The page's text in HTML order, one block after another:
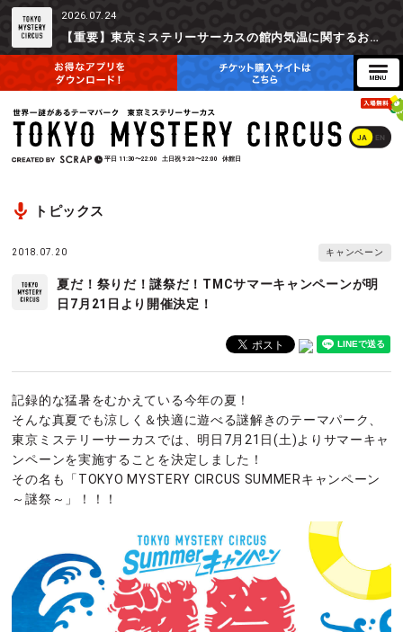
2026.07.24
【重要】東京ミステリーサーカスの館内気温に関するお詫びとご参加辞退時の返金対応について
JA EN
平日 11:30〜22:00 土日祝 9:20〜22:00 休館日
トピックス
2018.07.20 キャンペーン
夏だ！祭りだ！謎祭だ！TMCサマーキャンペーンが明
日7月21日より開催決定！
記録的な猛暑をむかえている今年の夏！
そんな真夏でも涼しく＆快適に遊べる謎解きのテーマパーク、
東京ミステリーサーカスでは、明日7月21日(土)よりサマーキャ
ンペーンを実施することを決定しました！
その名も「TOKYO MYSTERY CIRCUS SUMMERキャンペーン
～謎祭～」！！！